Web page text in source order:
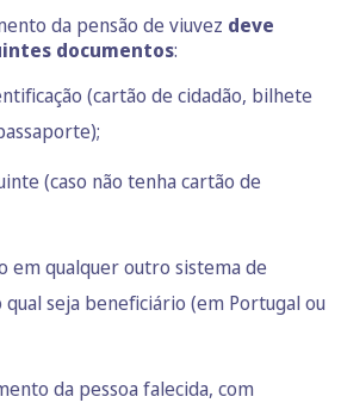
da pensão de viuvez deve
documentos:
(cartão de cidadão, bilhete
(caso não tenha cartão de
em qualquer outro sistema de
seja beneficiário (em Portugal ou
da pessoa falecida, com